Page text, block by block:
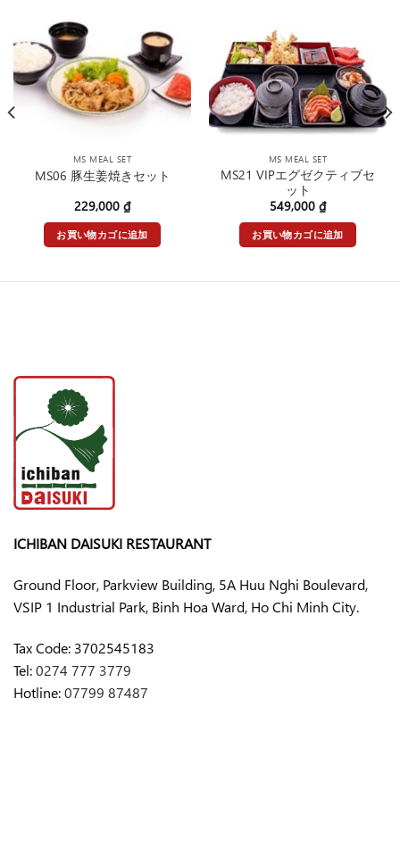
MS MEAL SET
MS06 豚生姜焼きセット
229,000 ₫
お買い物カゴに追加
MS MEAL SET
MS21 VIPエグゼクティブセ
ット
549,000 ₫
お買い物カゴに追加
ICHIBAN DAISUKI RESTAURANT
Ground Floor, Parkview Building, 5A Huu Nghi Boulevard,
VSIP 1 Industrial Park, Binh Hoa Ward, Ho Chi Minh City.
Tax Code: 3702545183
Tel:0274 777 3779
Hotline:07799 87487